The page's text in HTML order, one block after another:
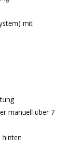
mit
manuell über 7
hinten